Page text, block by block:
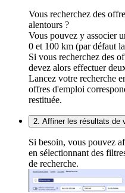
Vous recherchez des
alentours ?
Vous pouvez y associer
0 et 100 km (par défaut
Si vous recherchez des
devez alors effectuer
Lancez votre recherche
offres d'emploi
restituée.
2. Affiner les résultats de
Si besoin, vous pouvez
en sélectionnant des
de recherche.